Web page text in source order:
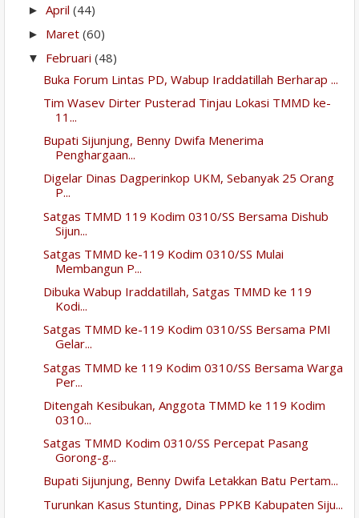
► April (44)
► Maret (60)
▼ Februari (48)
Buka Forum Lintas PD, Wabup Iraddatillah Berharap ...
Tim Wasev Dirter Pusterad Tinjau Lokasi TMMD ke-
11...
Bupati Sijunjung, Benny Dwifa Menerima
Penghargaan...
Digelar Dinas Dagperinkop UKM, Sebanyak 25 Orang
P...
Satgas TMMD 119 Kodim 0310/SS Bersama Dishub
Sijun...
Satgas TMMD ke-119 Kodim 0310/SS Mulai
Membangun P...
Dibuka Wabup Iraddatillah, Satgas TMMD ke 119
Kodi...
Satgas TMMD ke-119 Kodim 0310/SS Bersama PMI
Gelar...
Satgas TMMD ke 119 Kodim 0310/SS Bersama Warga
Per...
Ditengah Kesibukan, Anggota TMMD ke 119 Kodim
0310...
Satgas TMMD Kodim 0310/SS Percepat Pasang
Gorong-g...
Bupati Sijunjung, Benny Dwifa Letakkan Batu Pertam...
Turunkan Kasus Stunting, Dinas PPKB Kabupaten Siju...